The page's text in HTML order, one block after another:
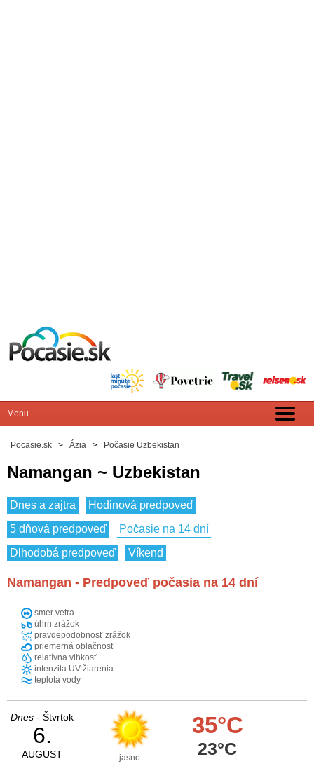
Pocasie.sk > Ázia > Počasie Uzbekistan
Namangan ~ Uzbekistan
Dnes a zajtra
Hodinová predpoveď
5 dňová predpoveď
Počasie na 14 dní
Dlhodobá predpoveď
Víkend
Namangan - Predpoveď počasia na 14 dní
smer vetra
úhrn zrážok
pravdepodobnosť zrážok
priemerná oblačnosť
relatívna vlhkosť
intenzita UV žiarenia
teplota vody
Dnes - Štvrtok
6.
AUGUST jasno
35°C
23°C